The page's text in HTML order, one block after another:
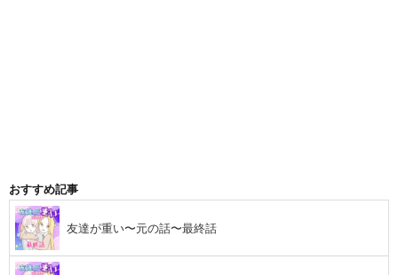
おすすめ記事
友達が重い〜元の話〜最終話